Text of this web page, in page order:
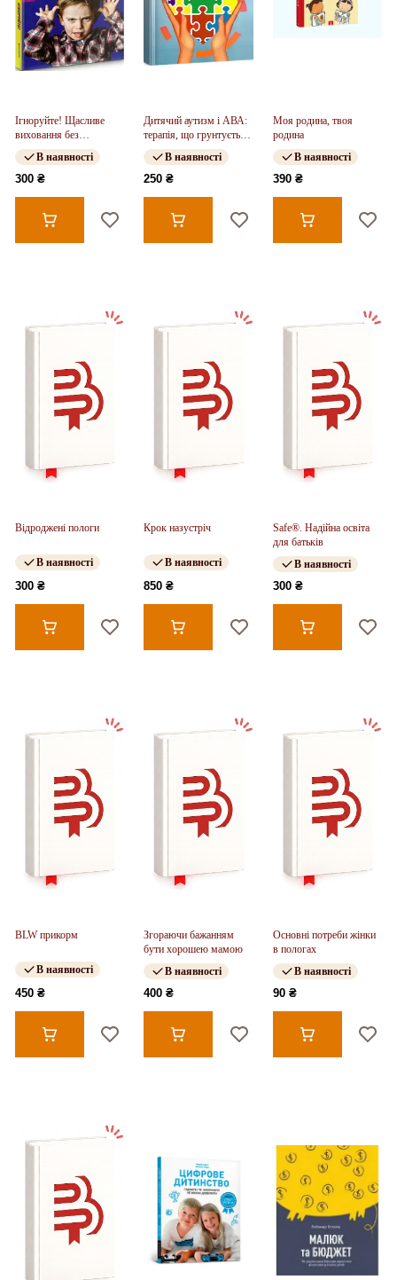
Ігноруйте! Щасливе
виховання без
надмірного контролю
В наявності
300 ₴
Дитячий аутизм і АВА:
терапія, що грунтується
на методах прикладного
аналізу поведінки
В наявності
250 ₴
Моя родина, твоя
родина
В наявності
390 ₴
Відроджені пологи
В наявності
300 ₴
Крок назустріч
В наявності
850 ₴
Safe®. Надійна освіта
для батьків
В наявності
300 ₴
BLW прикорм
В наявності
450 ₴
Згораючи бажанням
бути хорошею мамою
В наявності
400 ₴
Основні потреби жінки
в пологах
В наявності
90 ₴